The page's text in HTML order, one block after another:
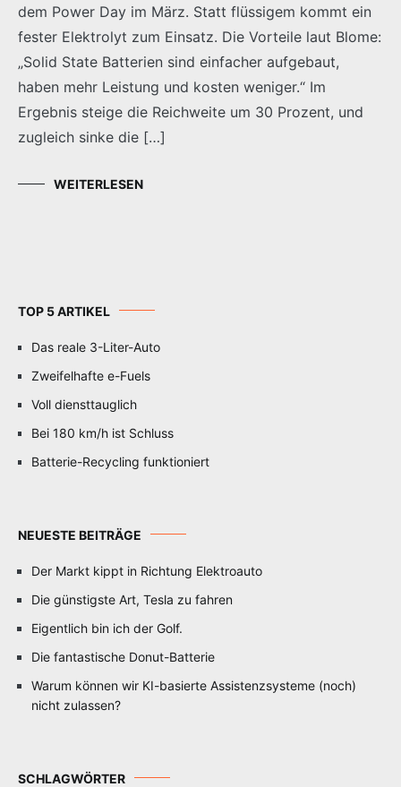
dem Power Day im März. Statt flüssigem kommt ein
fester Elektrolyt zum Einsatz. Die Vorteile laut Blome:
„Solid State Batterien sind einfacher aufgebaut,
haben mehr Leistung und kosten weniger.“ Im
Ergebnis steige die Reichweite um 30 Prozent, und
zugleich sinke die […]
WEITERLESEN
TOP 5 ARTIKEL
Das reale 3-Liter-Auto
Zweifelhafte e-Fuels
Voll diensttauglich
Bei 180 km/h ist Schluss
Batterie-Recycling funktioniert
NEUESTE BEITRÄGE
Der Markt kippt in Richtung Elektroauto
Die günstigste Art, Tesla zu fahren
Eigentlich bin ich der Golf.
Die fantastische Donut-Batterie
Warum können wir KI-basierte Assistenzsysteme (noch)
nicht zulassen?
SCHLAGWÖRTER